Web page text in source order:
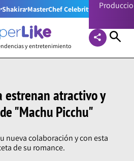
Shakira MasterChef Celebrity Colombia
y entretenimiento
estrenan atractivo y
"Machu Picchu"
nueva colaboración y con esta
de su romance.